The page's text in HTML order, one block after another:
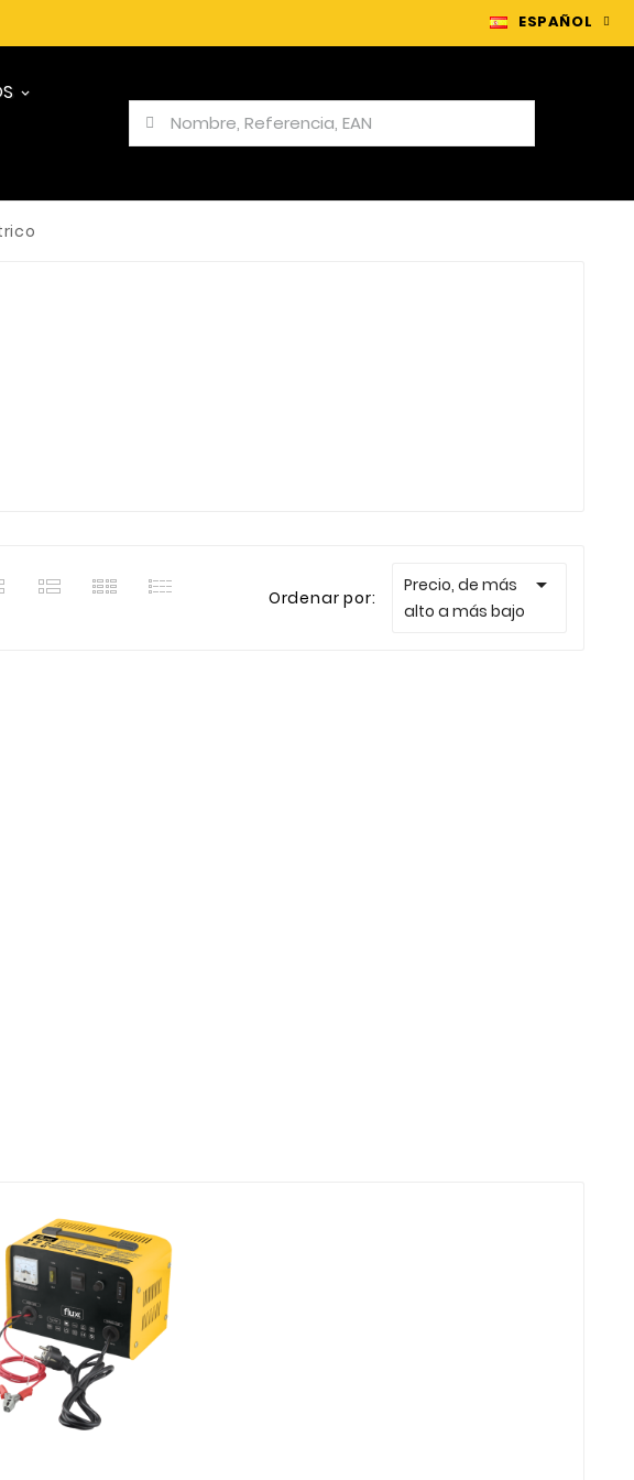
ESPAÑOL
Ordenar por:
Precio, de más
alto a más bajo
